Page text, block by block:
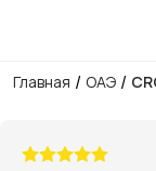
Главная / ОАЭ /